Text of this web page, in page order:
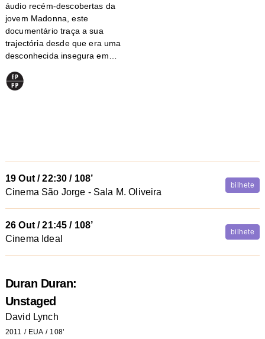
áudio recém-descobertas da
jovem Madonna, este
documentário traça a sua
trajectória desde que era uma
desconhecida insegura em…
19 Out /22:30 / 108’
Cinema São Jorge - Sala M. Oliveira
bilhete
26 Out /21:45 / 108’
Cinema Ideal
bilhete
Duran Duran:
Unstaged
David Lynch
2011 EUA 108’